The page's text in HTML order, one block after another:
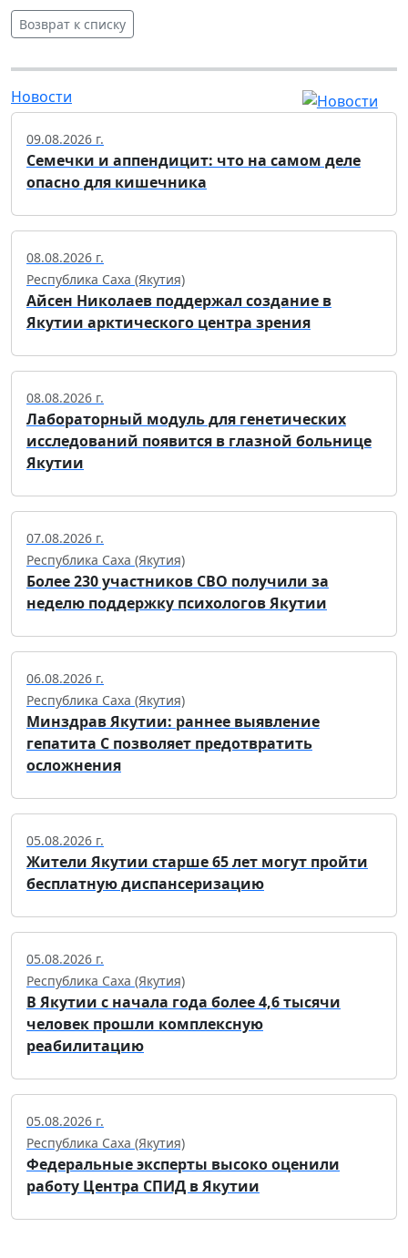
Возврат к списку
Новости
09.08.2026 г.
Семечки и аппендицит: что на самом деле
опасно для кишечника
08.08.2026 г.
Республика Саха (Якутия)
Айсен Николаев поддержал создание в
Якутии арктического центра зрения
08.08.2026 г.
Лабораторный модуль для генетических
исследований появится в глазной больнице
Якутии
07.08.2026 г.
Республика Саха (Якутия)
Более 230 участников СВО получили за
неделю поддержку психологов Якутии
06.08.2026 г.
Республика Саха (Якутия)
Минздрав Якутии: раннее выявление
гепатита С позволяет предотвратить
осложнения
05.08.2026 г.
Жители Якутии старше 65 лет могут пройти
бесплатную диспансеризацию
05.08.2026 г.
Республика Саха (Якутия)
В Якутии с начала года более 4,6 тысячи
человек прошли комплексную
реабилитацию
05.08.2026 г.
Республика Саха (Якутия)
Федеральные эксперты высоко оценили
работу Центра СПИД в Якутии